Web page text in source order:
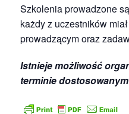
Szkolenia prowadzone
każdy z uczestników
prowadzącym oraz
Istnieje możliwość
terminie